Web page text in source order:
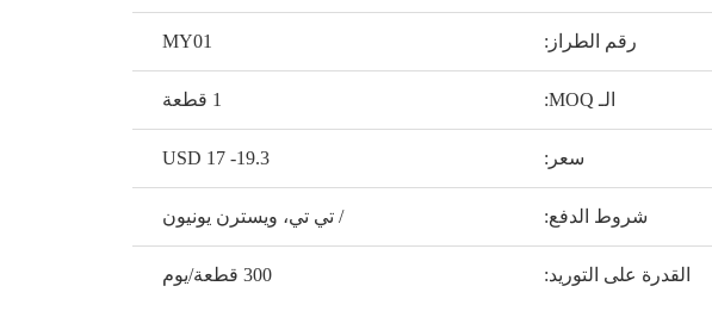
رقم الطراز: MY01
الـ MOQ: 1 قطعة
سعر: USD 17 -19.3
شروط الدفع: / تي تي، ويسترن يونيون
القدرة على التوريد: 300 قطعة/يوم